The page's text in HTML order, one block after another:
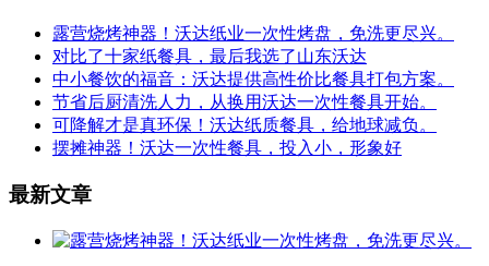
露营烧烤神器！沃达纸业一次性烤盘，免洗更尽兴。
对比了十家纸餐具，最后我选了山东沃达
中小餐饮的福音：沃达提供高性价比餐具打包方案。
节省后厨清洗人力，从换用沃达一次性餐具开始。
可降解才是真环保！沃达纸质餐具，给地球减负。
摆摊神器！沃达一次性餐具，投入小，形象好
最新文章